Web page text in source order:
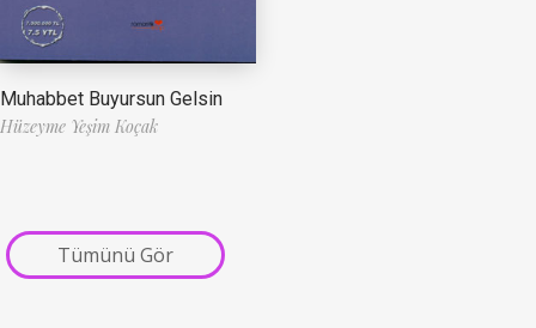
Muhabbet Buyursun Gelsin
Hüzeyme Yeşim Koçak
Tümünü Gör